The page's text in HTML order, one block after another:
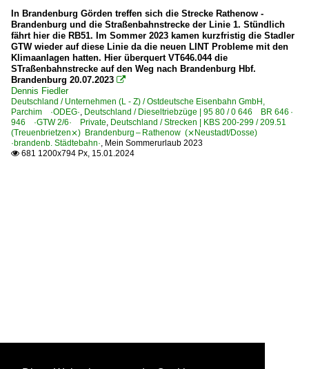
In Brandenburg Görden treffen sich die Strecke Rathenow -
Brandenburg und die Straßenbahnstrecke der Linie 1. Stündlich
fährt hier die RB51. Im Sommer 2023 kamen kurzfristig die Stadler
GTW wieder auf diese Linie da die neuen LINT Probleme mit den
Klimaanlagen hatten. Hier überquert VT646.044 die
STraßenbahnstrecke auf den Weg nach Brandenburg Hbf.
Brandenburg 20.07.2023 
Dennis Fiedler
Deutschland / Unternehmen (L - Z) / Ostdeutsche Eisenbahn GmbH,
Parchim ·ODEG·, Deutschland / Dieseltriebzüge | 95 80 / 0 646 BR 646 ·
946 ·GTW 2/6· Private, Deutschland / Strecken | KBS 200-299 / 209.51
(Treuenbrietzen⨯) Brandenburg – Rathenow (⨯Neustadt/Dosse)
·brandenb. Städtebahn·, Mein Sommerurlaub 2023
 681 1200x794 Px, 15.01.2024